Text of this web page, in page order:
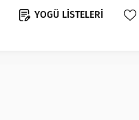
YOGÜ LİSTELERİ